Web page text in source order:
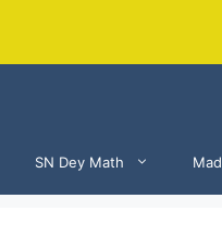
SN Dey Math